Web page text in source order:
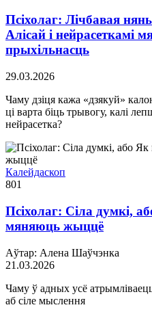
Псіхолаг: Лічбавая
Алісай і нейрасеткамі
прыхільнасць
29.03.2026
Чаму дзіця кажа «дзякуй»
ці варта біць трывогу, калі
нейрасетка?
Калейдаскоп
801
Псіхолаг: Сіла думкі,
мяняюць жыццё
Аўтар: Алена Шаўчэнка
21.03.2026
Чаму ў адных усё
аб сіле мыслення